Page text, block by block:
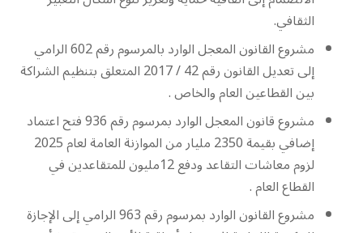
الثقافي.
مشروع القانون المعجل الوارد بالمرسوم رقم 602 الرامي
إلى تعديل القانون رقم 42 / 2017 المتعلق بتنظيم الشراكة
بين القطاعين العام والخاص .
مشروع قانون المعجل الوارد بمرسوم رقم 936 فتح اعتماد
إضافي بقيمة 2350 مليار من الموازنة العامة لعام 2025
لزوم معاشات التقاعد ودفع 12مليون للمتقاعدين في
القطاع العام .
مشروع القانون الوارد بمرسوم رقم 963 الرامي إلى الإجازة